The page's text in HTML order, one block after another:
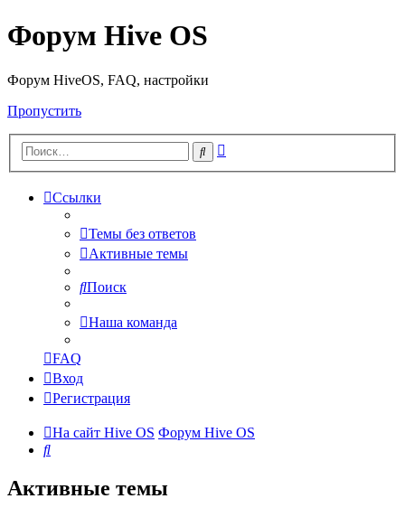
Форум Hive OS
Форум HiveOS, FAQ, настройки
Пропустить
Поиск
Ссылки
Темы без ответов
Активные темы
Поиск
Наша команда
FAQ
Вход
Регистрация
На сайт Hive OS Форум Hive OS
Поиск
Активные темы